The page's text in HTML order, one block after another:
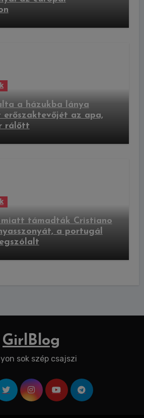
a házukba lánya
az apa,
rálőtt
támadták Cristiano
a portugál
GirlBlog
sok szép csajszi